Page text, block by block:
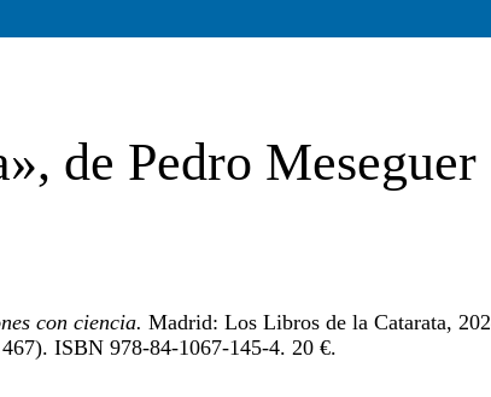
de Pedro Meseguer
con ciencia. Madrid: Los Libros de la Catarata,
ISBN 978-84-1067-145-4. 20 €.